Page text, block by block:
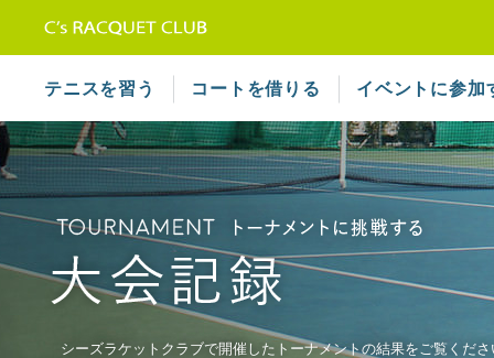
テニスを習う コートを借りる イベントに参加
シーズラケットクラブで開催したトーナメントの結果をご覧くださ